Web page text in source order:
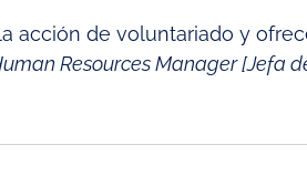
acción de voluntariado y
Resources Manager [Jefa